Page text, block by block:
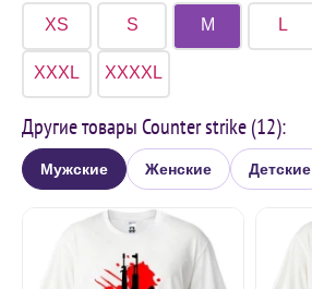
XS S M L
XXXL XXXXL
Другие товары Counter strike (12):
Мужские Женские Детские